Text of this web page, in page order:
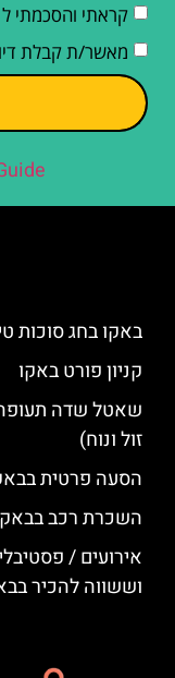
קראתי והסכמתי ל
מאשר/ת קבלת
באקו בחג סוכות
קניון פורט באקו
שאטל שדה תעופה
זול ונוח)
הסעה פרטית
השכרת רכב
אירועים /
וששווה להכיר